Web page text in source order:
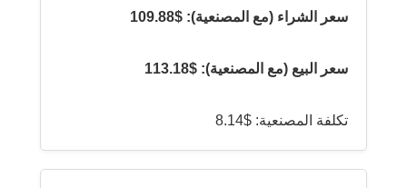
سعر الشراء (مع المصنعية): $109.88
سعر البيع (مع المصنعية): $113.18
تكلفة المصنعية: $8.14